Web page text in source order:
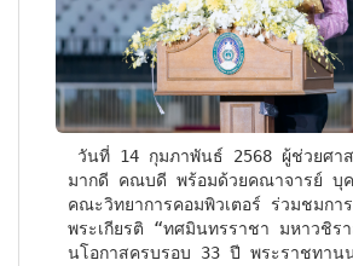
มากดี คณบดี พร้อมด้วยคณาจารย์ บุ
คณะวิทยาการคอมพิวเตอร์ ร่วมชมกา
พระเกียรติ “ทศมินทรราชา มหาวชิร
นโอกาสครบรอบ 33 ปี พระราชทาน